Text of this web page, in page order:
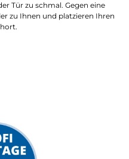
Tür zu schmal. Gegen eine
zu Ihnen und platzieren Ihren